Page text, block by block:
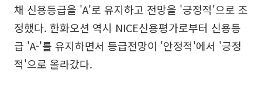
채 신용등급을 'A'로 유지하고 전망을 '긍정적'으로 조
정했다. 한화오션 역시 NICE신용평가로부터 신용등
급 'A-'를 유지하면서 등급전망이 '안정적'에서 '긍정
적'으로 올라갔다.